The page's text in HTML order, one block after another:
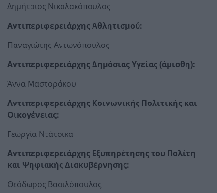
Δημήτριος Νικολακόπουλος
Αντιπεριφερειάρχης Αθλητισμού:
Παναγιώτης Αντωνόπουλος
Αντιπεριφερειάρχης Δημόσιας Υγείας (άμισθη):
Άννα Μαστοράκου
Αντιπεριφερειάρχης Κοινωνικής Πολιτικής και
Οικογένειας:
Γεωργία Ντάτσικα
Αντιπεριφερειάρχης Εξυπηρέτησης του Πολίτη
και Ψηφιακής Διακυβέρνησης:
Θεόδωρος Βασιλόπουλος